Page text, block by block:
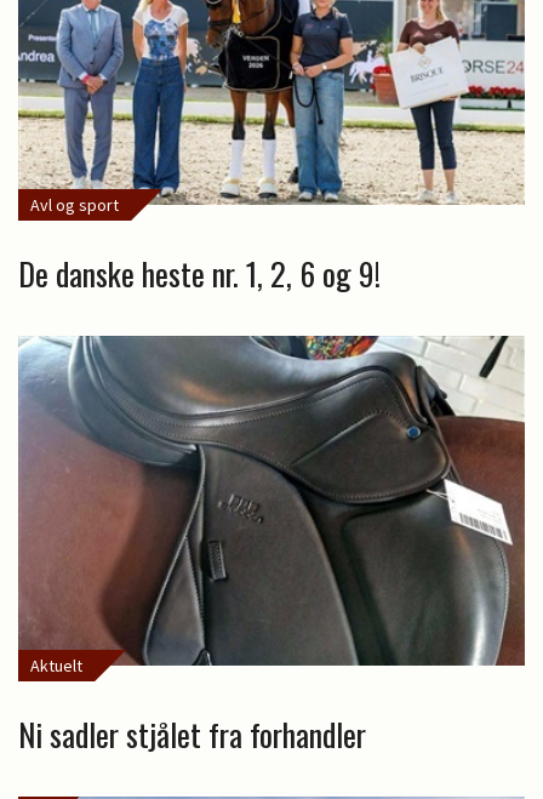
Avl og sport
De danske heste nr. 1, 2, 6 og 9!
Aktuelt
Ni sadler stjålet fra forhandler